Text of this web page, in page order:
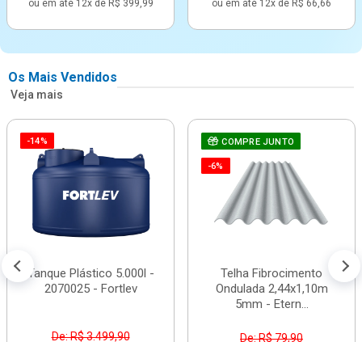
ou em até 12x de R$ 399,99 ou em até 12x de R$ 66,66
Os Mais Vendidos
Veja mais
-14%
Tanque Plástico 5.000l -
2070025 - Fortlev
De: R$ 3.499,90
COMPRE JUNTO
-6%
Telha Fibrocimento
Ondulada 2,44x1,10m
5mm - Etern...
De: R$ 79,90